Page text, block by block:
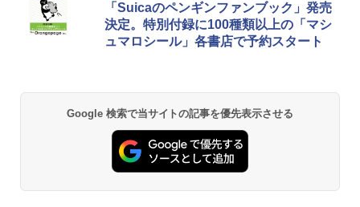
「Suicaのペンギンファンブック」発売
決定。特別付録に100種類以上の「マシ
ュマロシール」各書店で予約スタート
Google 検索で当サイトの記事を優先表示させる